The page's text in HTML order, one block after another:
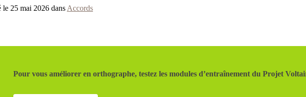
le 25 mai 2026 dans Accords
Pour vous améliorer en orthographe, testez les modules d’entraînement du Projet